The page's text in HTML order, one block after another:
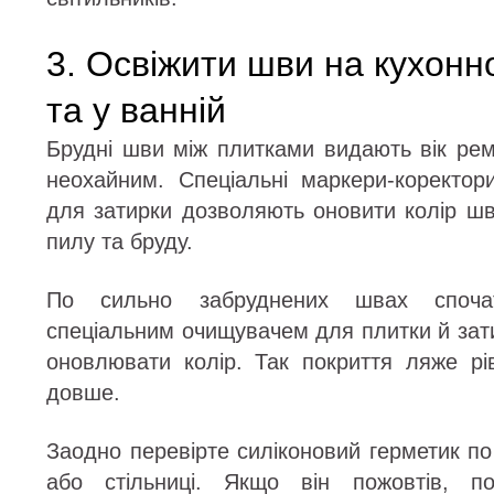
3. Освіжити шви на
та у ванній
Брудні шви між плитками видають вік
неохайним. Спеціальні маркери-
для затирки дозволяють оновити колір
пилу та бруду.
По сильно забруднених швах
спеціальним очищувачем для плитки й
оновлювати колір. Так покриття ляже
довше.
Заодно перевірте силіконовий герметик
або стільниці. Якщо він пожовтів,